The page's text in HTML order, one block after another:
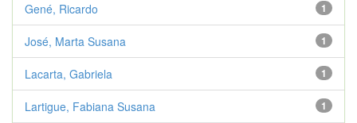
1
Gené, Ricardo
1
José, Marta Susana
1
Lacarta, Gabriela
1
Lartigue, Fabiana Susana